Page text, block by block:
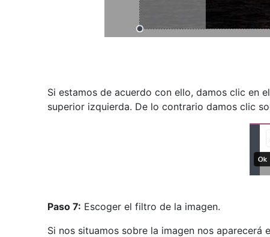
Si estamos de acuerdo con ello, damos clic en
superior izquierda. De lo contrario damos clic
Paso 7: Escoger el filtro de la imagen.
Si nos situamos sobre la imagen nos